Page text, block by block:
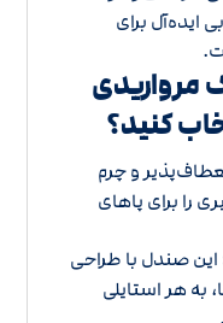
ایده‌آل برای
مرواریدی
کنید؟
و چرم
را برای پاهای
این صندل با طراحی
به هر استایلی